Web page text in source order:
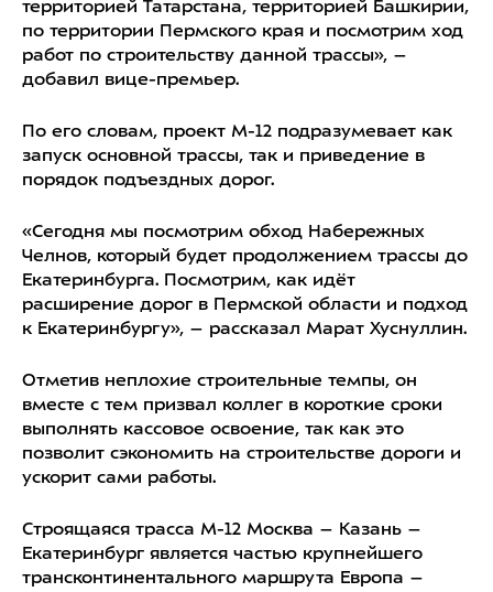
территорией Татарстана, территорией Башкирии,
по территории Пермского края и посмотрим ход
работ по строительству данной трассы», –
добавил вице-премьер.
По его словам, проект М-12 подразумевает как
запуск основной трассы, так и приведение в
порядок подъездных дорог.
«Сегодня мы посмотрим обход Набережных
Челнов, который будет продолжением трассы до
Екатеринбурга. Посмотрим, как идёт
расширение дорог в Пермской области и подход
к Екатеринбургу», – рассказал Марат Хуснуллин.
Отметив неплохие строительные темпы, он
вместе с тем призвал коллег в короткие сроки
выполнять кассовое освоение, так как это
позволит сэкономить на строительстве дороги и
ускорит сами работы.
Строящаяся трасса М-12 Москва – Казань –
Екатеринбург является частью крупнейшего
трансконтинентального маршрута Европа –